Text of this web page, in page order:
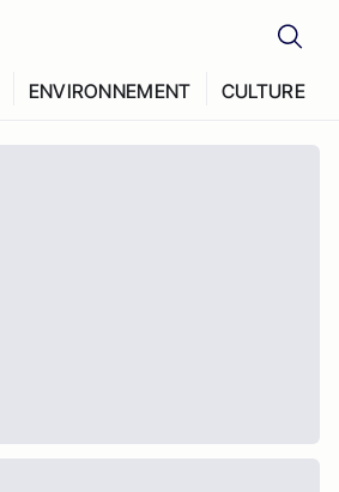
ENVIRONNEMENT CULTURE